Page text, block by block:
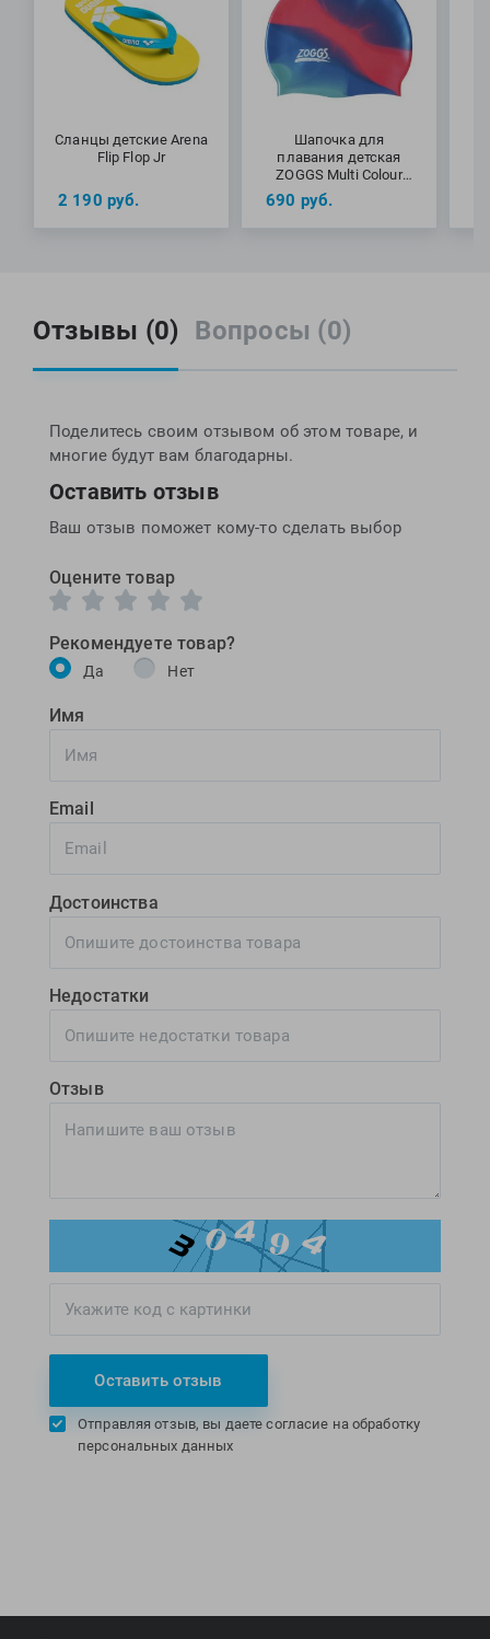
Сланцы детские Arena
Flip Flop Jr
2 190 руб.
Шапочка для
плавания детская
ZOGGS Multi Colour
Cap Junior (6-12 лет)
690 руб.
Отзывы (0) Вопросы (0)
Поделитесь своим отзывом об этом товаре, и
многие будут вам благодарны.
Оставить отзыв
Ваш отзыв поможет кому-то сделать выбор
Оцените товар
Рекомендуете товар?
Да Нет
Имя
Email
Достоинства
Недостатки
Отзыв
Оставить отзыв
Отправляя отзыв, вы даете согласие на обработку
персональных данных